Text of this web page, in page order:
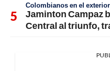
Colombianos en el exterior
Jaminton Campaz
Central al triunfo,